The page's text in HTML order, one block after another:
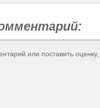
или поставить